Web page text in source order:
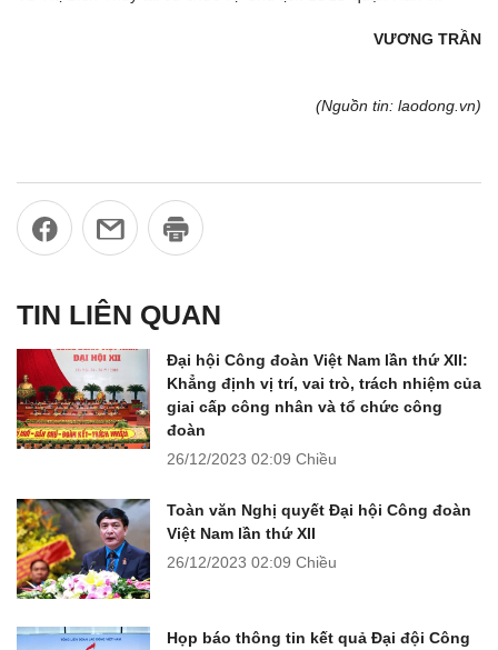
VƯƠNG TRẦN
(Nguồn tin: laodong.vn)
TIN LIÊN QUAN
Đại hội Công đoàn Việt Nam lần thứ XII:
Khẳng định vị trí, vai trò, trách nhiệm của
giai cấp công nhân và tổ chức công
đoàn
26/12/2023 02:09 Chiều
Toàn văn Nghị quyết Đại hội Công đoàn
Việt Nam lần thứ XII
26/12/2023 02:09 Chiều
Họp báo thông tin kết quả Đại đội Công